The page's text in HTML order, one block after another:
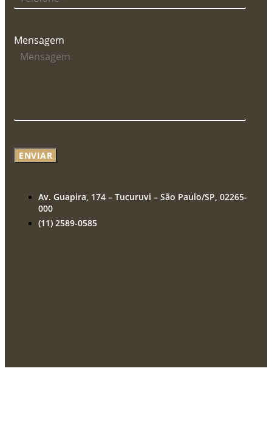
Mensagem
ENVIAR
Av. Guapira, 174 – Tucuruvi – São Paulo/SP, 02265-
000
(11) 2589-0585